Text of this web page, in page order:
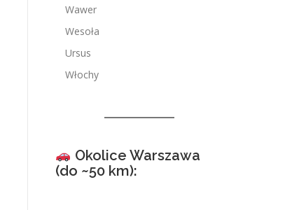
Wawer
Wesoła
Ursus
Włochy
Okolice Warszawa
(do ~50 km):